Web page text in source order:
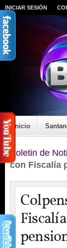
INICIAR SESIÓN
Inicio
Boletin de
con Fiscalía